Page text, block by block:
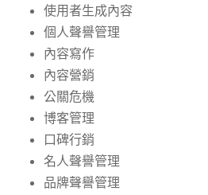
使用者生成內容
個人聲譽管理
內容寫作
內容營銷
公關危機
博客管理
口碑行銷
名人聲譽管理
品牌聲譽管理